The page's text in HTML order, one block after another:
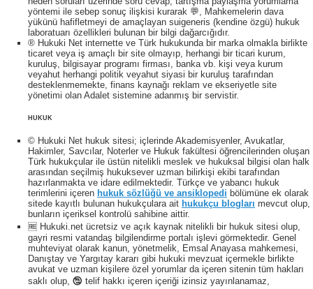
yöntemi ile sebep sonuç ilişkisi kurarak 💬, Mahkemelerin dava
yükünü hafifletmeyi de amaçlayan suigeneris (kendine özgü) hukuk
laboratuarı özellikleri bulunan bir bilgi dağarcığıdır.
® Hukuki Net internette ve Türk hukukunda bir marka olmakla birlikte
ticaret veya iş amaçlı bir site olmayıp, herhangi bir ticari kurum,
kuruluş, bilgisayar programı firması, banka vb. kişi veya kurum
veyahut herhangi politik veyahut siyasi bir kuruluş tarafından
desteklenmemekte, finans kaynağı reklam ve ekseriyetle site
yönetimi olan Adalet sistemine adanmış bir servistir.
HUKUK
© Hukuki Net hukuk sitesi; içlerinde Akademisyenler, Avukatlar,
Hakimler, Savcılar, Noterler ve Hukuk fakültesi öğrencilerinden oluşan
Türk hukukçular ile üstün nitelikli meslek ve hukuksal bilgisi olan halk
arasından seçilmiş hukuksever uzman bilirkişi ekibi tarafından
hazırlanmakta ve idare edilmektedir. Türkçe ve yabancı hukuk
terimlerini içeren hukuk sözlüğü ve ansiklopedi bölümüne ek olarak
sitede kayıtlı bulunan hukukçulara ait hukukçu blogları mevcut olup,
bunların içeriksel kontrolü sahibine aittir.
🆓 Hukuki.net ücretsiz ve açık kaynak nitelikli bir hukuk sitesi olup,
gayri resmi vatandaş bilgilendirme portalı işlevi görmektedir. Genel
muhteviyat olarak kanun, yönetmelik, Emsal Anayasa mahkemesi,
Danıştay ve Yargıtay kararı gibi hukuki mevzuat içermekle birlikte
avukat ve uzman kişilere özel yorumlar da içeren sitenin tüm hakları
saklı olup, 🕲 telif hakkı içeren içeriği izinsiz yayınlanamaz,